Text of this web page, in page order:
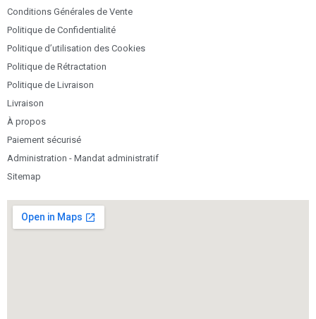
Conditions Générales de Vente
Politique de Confidentialité
Politique d’utilisation des Cookies
Politique de Rétractation
Politique de Livraison
Livraison
À propos
Paiement sécurisé
Administration - Mandat administratif
Sitemap